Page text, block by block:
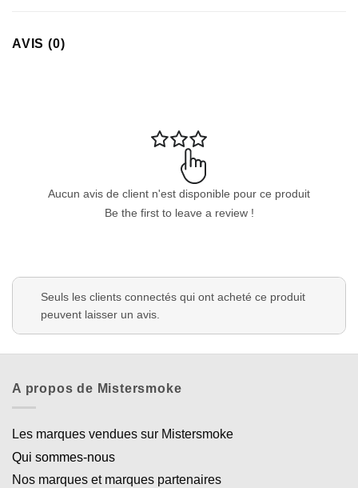
AVIS (0)
Aucun avis de client n'est disponible pour ce produit
Be the first to leave a review !
Seuls les clients connectés qui ont acheté ce produit
peuvent laisser un avis.
A propos de Mistersmoke
Les marques vendues sur Mistersmoke
Qui sommes-nous
Nos marques et marques partenaires
Appliquer les filtres